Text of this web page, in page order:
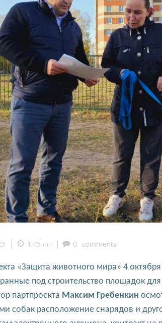
| 1:45 пп | 0 comments
«Защита животного мира» 4
под строительство площадок для
партпроекта Максим Гребенкин
собак расположение снарядов и